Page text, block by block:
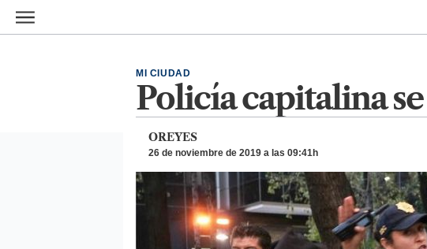
Ir al contenido principal
Policía capitalina
MI CIUDAD
OREYES
26 de noviembre de 2019 a las 09:41h